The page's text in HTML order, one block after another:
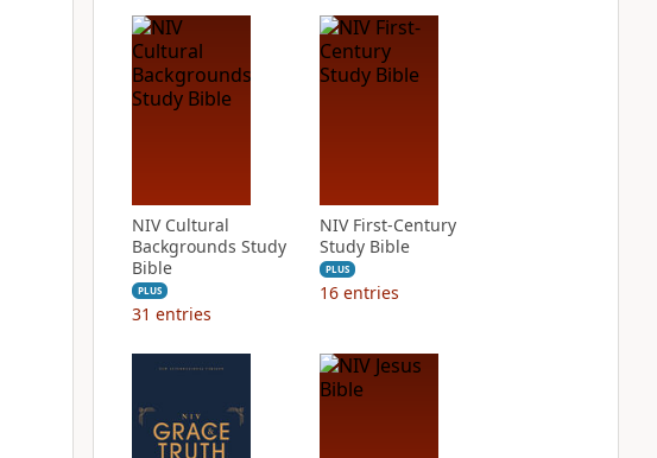
NIV Cultural
Backgrounds Study
Bible
PLUS
31 entries
NIV First-Century
Study Bible
PLUS
16 entries